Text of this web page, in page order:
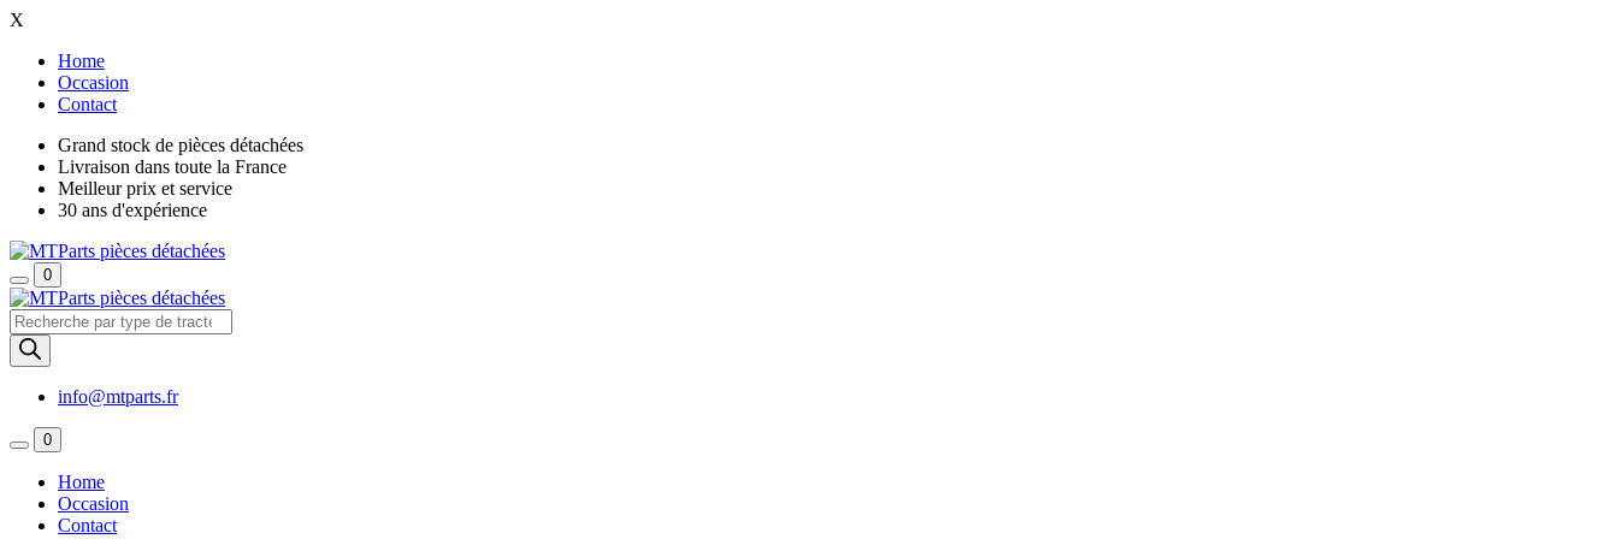
X
Home
Occasion
Contact
Grand stock de pièces détachées
Livraison dans toute la France
Meilleur prix et service
30 ans d'expérience
0
Recherche
de
produits
info@mtparts.fr
0
Home
Occasion
Contact